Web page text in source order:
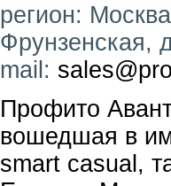
регион:
Фрунзенская,
mail:
Профито
вошедшая в
smart casual,